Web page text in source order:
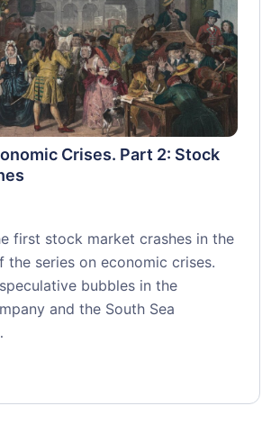
Crises. Part 2: Stock
first stock market crashes in the
the series on economic crises.
bubbles in the
and the South Sea